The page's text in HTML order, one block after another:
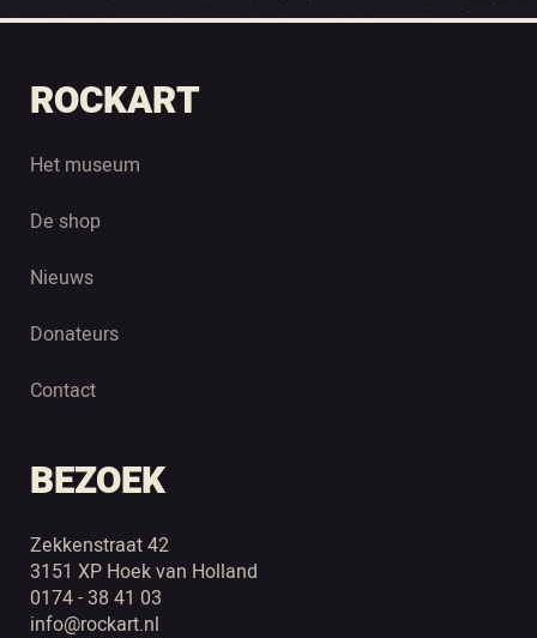
ROCKART
Het museum
De shop
Nieuws
Donateurs
Contact
BEZOEK
Zekkenstraat 42
3151 XP Hoek van Holland
0174 - 38 41 03
info@rockart.nl